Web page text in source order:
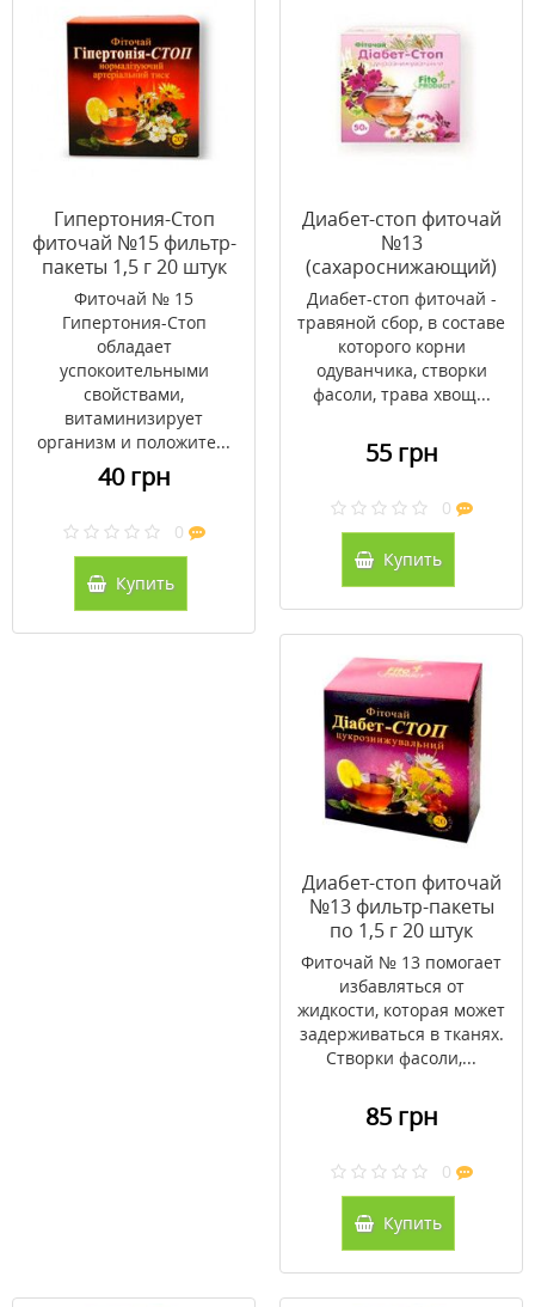
Гипертония-Стоп
фиточай №15 фильтр-
пакеты 1,5 г 20 штук
Фиточай № 15
Гипертония-Стоп
обладает
успокоительными
свойствами,
витаминизирует
организм и положите...
40 грн
0
Купить
Диабет-стоп фиточай
№13
(сахароснижающий)
50 г
Диабет-стоп фиточай -
травяной сбор, в составе
которого корни
одуванчика, створки
фасоли, трава хвощ...
55 грн
0
Купить
Диабет-стоп фиточай
№13 фильтр-пакеты
по 1,5 г 20 штук
Фиточай № 13 помогает
избавляться от
жидкости, которая может
задерживаться в тканях.
Створки фасоли,...
85 грн
0
Купить